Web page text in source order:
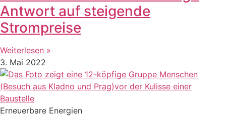
Antwort auf steigende
Strompreise
Weiterlesen »
3. Mai 2022
Erneuerbare Energien